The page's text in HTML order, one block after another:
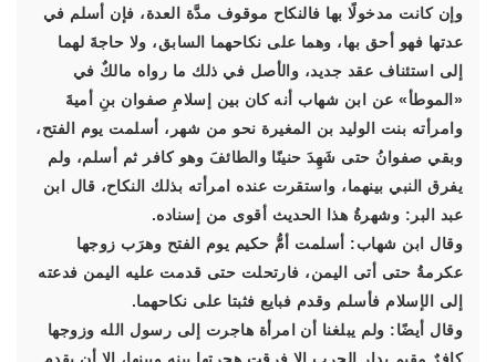
وإن كانت مدخولًا بها فالنكاح موقوف مدَّة العدة، فإن أسلم في
عدتها فهو أحق بها، وهما على نكاحهما السابق، ولا حاجةَ لهما
إلى استئناف عقد جديد، والأصل في ذلك ما رواه مالكٌ في
«الموطأ» عن ابن شهاب أنه كان بين إسلامِ صفوان بنِ أميةَ
وامرأته بنت الوليد بن المغيرة نحو من شهر، أسلمت يوم الفتح،
وبقي صفوانُ حتى شَهِدَ حنينًا والطائفَ وهو كافر ثم أسلم، ولم
يفرق النبي بينهما، واستقرت عنده امرأته بذلك النكاح، قال ابن
عبد البر: وشهرةُ هذا الحديث أقوى من إسناده.
وقال ابن شهاب: أسلمت أمُّ حكيم يوم الفتح وهرَب زوجها
عكرمةُ حتى أتى اليمن، فارتحلت حتى قدمت عليه اليمن فدعته
إلى الإسلام فأسلم وقدم فبايع فثبتا على نكاحهما.
وقال أيضًا: ولم يبلغنا أن امرأة هاجرت إلى رسول الله وزوجها